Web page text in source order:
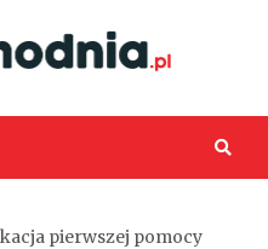
pierwszej pomocy